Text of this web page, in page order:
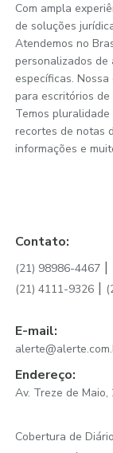
Com ampla
de soluções
Atendemos no
personalizados de
específicas.
para escritórios
Temos
recortes de notas
informações e
Contato:
(21) 98986-4467 |
(21) 4111-9326 |
E-mail:
Endereço:
Av. Treze de Maio,
Cobertura de